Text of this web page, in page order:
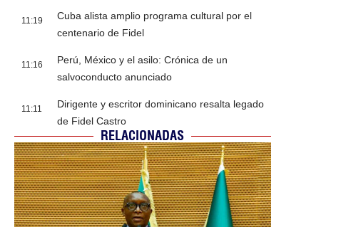
11:19
Cuba alista amplio programa cultural por el
centenario de Fidel
11:16
Perú, México y el asilo: Crónica de un
salvoconducto anunciado
11:11
Dirigente y escritor dominicano resalta legado
de Fidel Castro
RELACIONADAS